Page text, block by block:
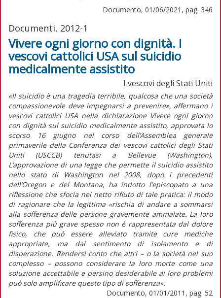
Documento, 01/06/2021, pag. 346
Documenti, 2012-1
Vivere ogni giorno con dignità. I
vescovi cattolici USA sul suicidio
medicalmente assistito
I vescovi degli Stati Uniti
«Il suicidio è una tragedia terribile, qualcosa che una società
compassionevole deve impegnarsi a prevenire», affermano i
vescovi cattolici USA nella dichiarazione Vivere ogni giorno
con dignità sul suicidio medicalmente assistito, approvata lo
scorso 16 giugno nel corso dell’Assemblea generale
primaverile della Conferenza dei vescovi cattolici degli Stati
Uniti (USCCB) tenutasi a Bellevue (Washington).
L’approvazione di una legge che permette il suicidio assistito
nello stato di Washington nel 2008, dopo i precedenti
dell’Oregon e del Montana, ha indotto l’episcopato a una
riflessione che sfocia nel netto rifiuto di tale pratica: il modo
di ragionare che la legittima «rischia di andare a sommarsi
alla sofferenza delle persone gravemente ammalate. La loro
sofferenza più grave spesso non è rappresentata dal dolore
fisico, che può essere alleviato tramite cure mediche
appropriate, ma dal sentimento di isolamento e di
disperazione. Rendersi conto che altri – o la società nel suo
complesso – possono considerare la loro morte come una
soluzione accettabile e persino desiderabile ai loro problemi
può solo amplificare questo tipo di sofferenza».
Documento, 01/01/2011, pag. 52